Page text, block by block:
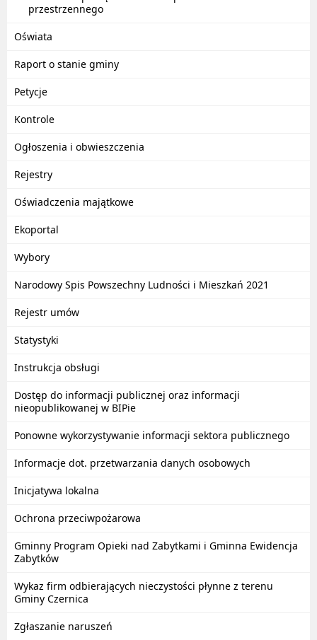
przestrzennego
Oświata
Raport o stanie gminy
Petycje
Kontrole
Ogłoszenia i obwieszczenia
Rejestry
Oświadczenia majątkowe
Ekoportal
Wybory
Narodowy Spis Powszechny Ludności i Mieszkań 2021
Rejestr umów
Statystyki
Instrukcja obsługi
Dostęp do informacji publicznej oraz informacji
nieopublikowanej w BIPie
Ponowne wykorzystywanie informacji sektora publicznego
Informacje dot. przetwarzania danych osobowych
Inicjatywa lokalna
Ochrona przeciwpożarowa
Gminny Program Opieki nad Zabytkami i Gminna Ewidencja
Zabytków
Wykaz firm odbierających nieczystości płynne z terenu
Gminy Czernica
Zgłaszanie naruszeń